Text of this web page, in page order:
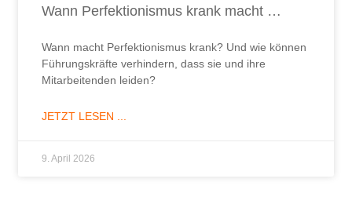
Wann Perfektionismus krank macht …
Wann macht Perfektionismus krank? Und wie können
Führungskräfte verhindern, dass sie und ihre
Mitarbeitenden leiden?
JETZT LESEN ...
9. April 2026